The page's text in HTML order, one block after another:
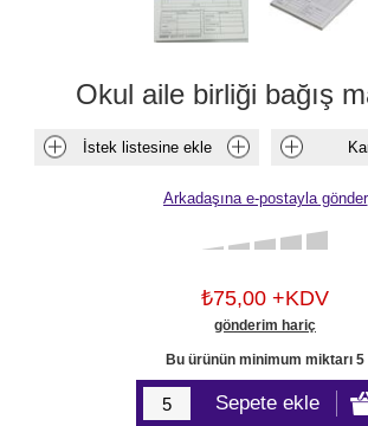
Okul aile birliği bağış
₺75,00 +KDV
gönderim hariç
Bu ürünün minimum miktarı 5